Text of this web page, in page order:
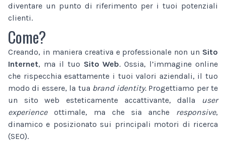
diventare un punto di riferimento per i tuoi potenziali
clienti.
Come?
Creando, in maniera creativa e professionale non un Sito
Internet, ma il tuo Sito Web. Ossia, l’immagine online
che rispecchia esattamente i tuoi valori aziendali, il tuo
modo di essere, la tua brand identity. Progettiamo per te
un sito web esteticamente accattivante, dalla
user
experienceottimale, ma che sia anche responsive,
dinamico e posizionato sui principali motori di ricerca
(SEO).